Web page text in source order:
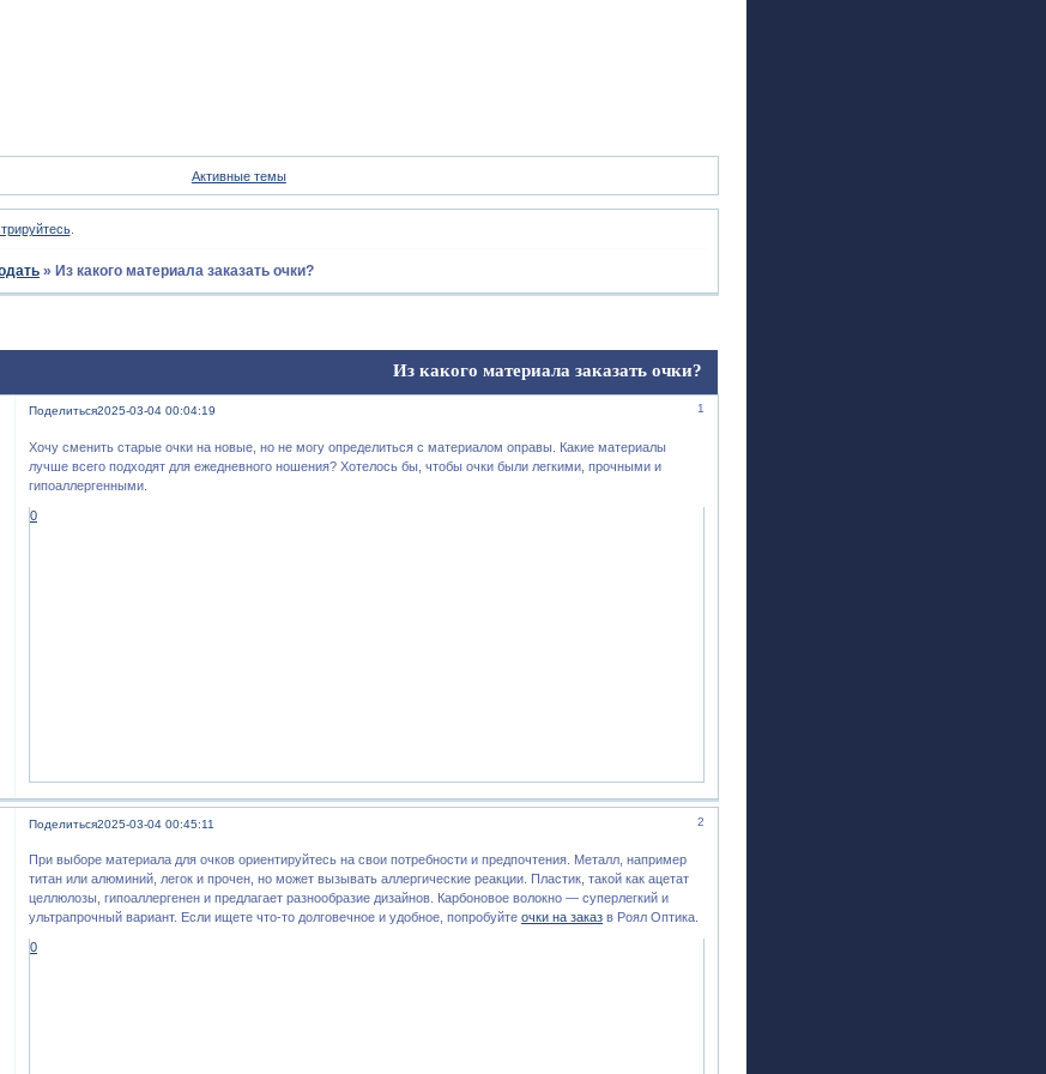
Активные темы
.
» Из какого материала заказать очки?
Из какого материала заказать очки?
Поделиться 1
2025-03-04 00:04:19
Хочу сменить старые очки на новые, но не могу определиться с материалом оправы. Какие материалы
лучше всего подходят для ежедневного ношения? Хотелось бы, чтобы очки были легкими, прочными и
гипоаллергенными.
0
Поделиться 2
2025-03-04 00:45:11
При выборе материала для очков ориентируйтесь на свои потребности и предпочтения. Металл, например
титан или алюминий, легок и прочен, но может вызывать аллергические реакции. Пластик, такой как ацетат
целлюлозы, гипоаллергенен и предлагает разнообразие дизайнов. Карбоновое волокно — суперлегкий и
ультрапрочный вариант. Если ищете что-то долговечное и удобное, попробуйтеочки на заказ в Роял Оптика.
0